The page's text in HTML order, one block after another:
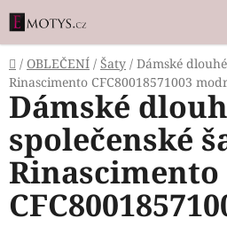
Přejít
na
obsah
Domů
/ OBLEČENÍ / Šaty / Dámské
Rinascimento CFC80018571003
Dámské
společenské
Rinascimento